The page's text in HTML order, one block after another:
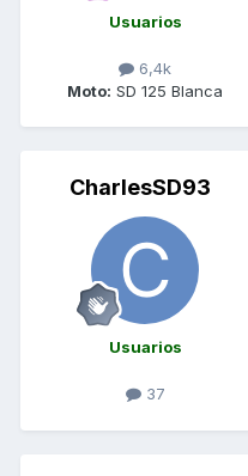
Usuarios
6,4k
Moto: SD 125 Blanca
CharlesSD93
Usuarios
37